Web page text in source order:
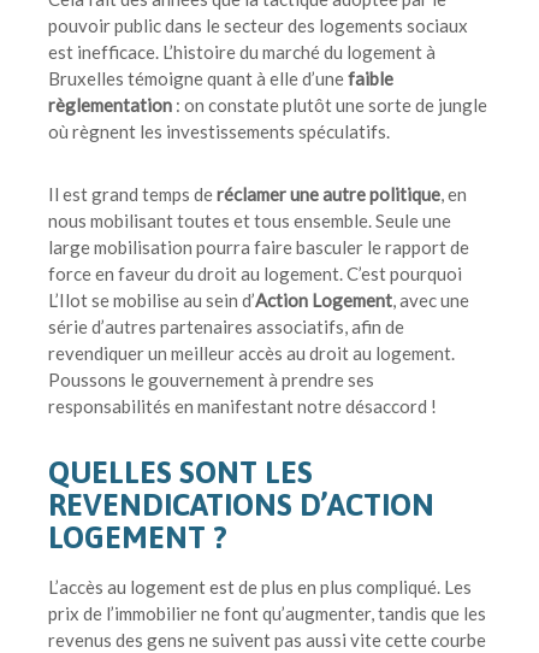
pouvoir public dans le secteur des logements sociaux
est inefficace. L’histoire du marché du logement à
Bruxelles témoigne quant à elle d’unefaible
règlementation : on constate plutôt une sorte de jungle
où règnent les investissements spéculatifs.
Il est grand temps deréclamer une autre politique, en
nous mobilisant toutes et tous ensemble. Seule une
large mobilisation pourra faire basculer le rapport de
force en faveur du droit au logement. C’est pourquoi
L’Ilot se mobilise au sein d’Action Logement, avec une
série d’autres partenaires associatifs, afin de
revendiquer un meilleur accès au droit au logement.
Poussons le gouvernement à prendre ses
responsabilités en manifestant notre désaccord !
QUELLES SONT LES
REVENDICATIONS D’ACTION
LOGEMENT ?
L’accès au logement est de plus en plus compliqué. Les
prix de l’immobilier ne font qu’augmenter, tandis que les
revenus des gens ne suivent pas aussi vite cette courbe